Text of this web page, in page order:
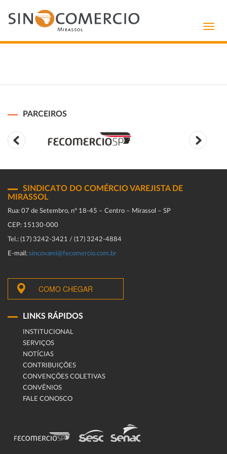
PARCEIROS
SINDICATO DO COMÉRCIO VAREJISTA DE
MIRASSOL
Rua: 07 de Setembro, n° 18-45 – Centro – Mirassol – SP
CEP: 15130-000
Tel.: (17) 3242-3421 / (17) 3242-4884
E-mail: sincovami@fecomercio.com.br
COMO CHEGAR
LINKS RÁPIDOS
INSTITUCIONAL
SERVIÇOS
NOTÍCIAS
CONTRIBUIÇÕES
CONVENÇÕES COLETIVAS
CONVÊNIOS
FALE CONOSCO